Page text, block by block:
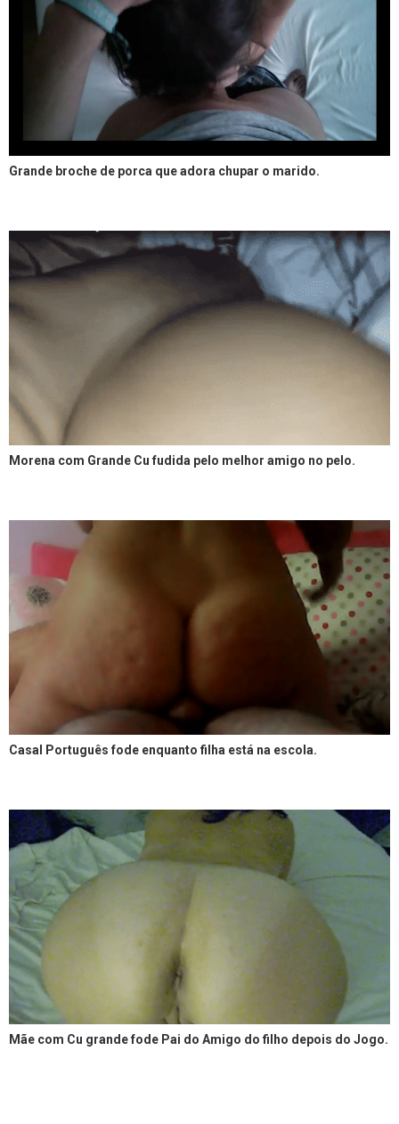
Grande broche de porca que adora chupar o marido.
Morena com Grande Cu fudida pelo melhor amigo no pelo.
Casal Português fode enquanto filha está na escola.
Mãe com Cu grande fode Pai do Amigo do filho depois do Jogo.